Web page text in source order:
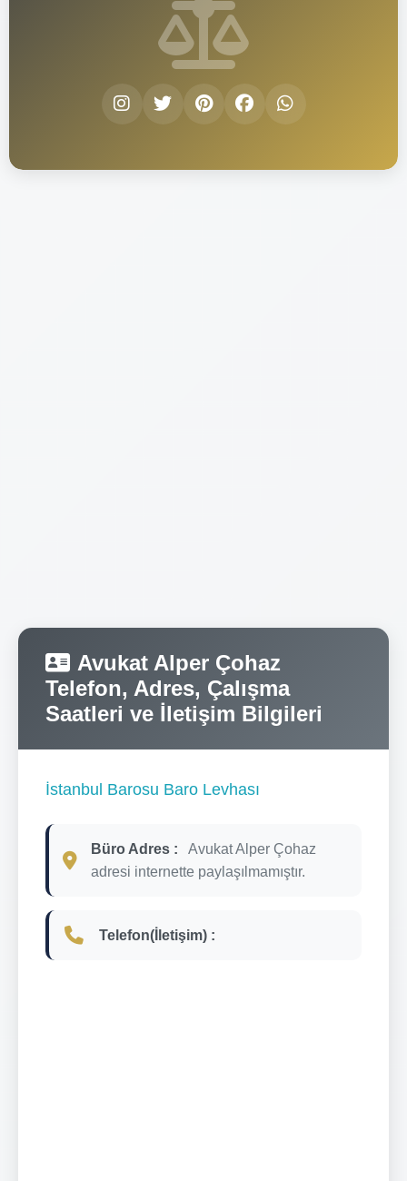
Avukat Alper Çohaz
Telefon, Adres, Çalışma
Saatleri ve İletişim Bilgileri
İstanbul Barosu Baro Levhası
Büro Adres :
Avukat Alper Çohaz
adresi internette paylaşılmamıştır.
Telefon(İletişim) :